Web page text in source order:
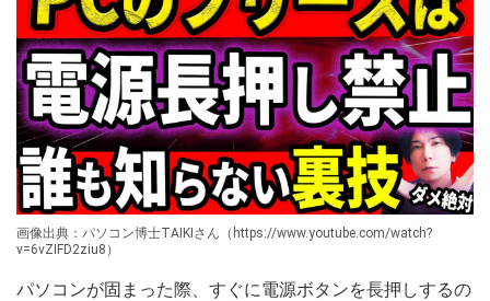
画像出典：パソコン博士TAIKIさん（https://www.youtube.com/watch?
v=6vZIFD2ziu8）
パソコンが固まった際、すぐに電源ボタンを長押しするの